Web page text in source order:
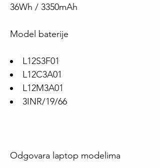
36Wh / 3350mAh
Model baterije
L12S3F01
L12C3A01
L12M3A01
3INR/19/66
Odgovara laptop modelima